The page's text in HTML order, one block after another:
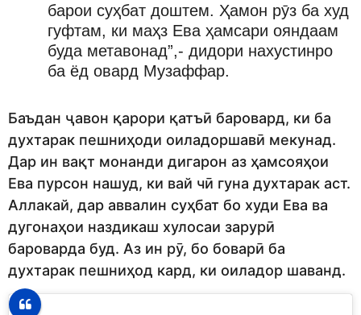
барои суҳбат доштем. Ҳамон рӯз ба худ
гуфтам, ки маҳз Ева ҳамсари ояндаам
буда метавонад”,- дидори нахустинро
ба ёд овард Музаффар.
Баъдан ҷавон қарори қатъӣ баровард, ки ба
духтарак пешниҳоди оиладоршавӣ мекунад.
Дар ин вақт монанди дигарон аз ҳамсояҳои
Ева пурсон нашуд, ки вай чӣ гуна духтарак аст.
Аллакай, дар аввалин суҳбат бо худи Ева ва
дугонаҳои наздикаш хулосаи зарурӣ
бароварда буд. Аз ин рӯ, бо боварӣ ба
духтарак пешниҳод кард, ки оиладор шаванд.